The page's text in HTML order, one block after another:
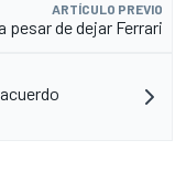
ARTÍCULO PREVIO
pesar de dejar Ferrari